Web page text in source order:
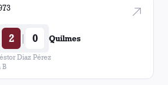
2 | 0 Quilmes
Diaz Pérez
B